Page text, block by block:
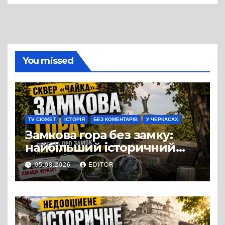
You missed
TV СЮЖЕТ ІСТОРІЯ БЕЗ КОМЕНТАРІВ У ЧЕРКАСАХ
Замкова гора без замку:
найбільший історичний
міф Черкас
05.08.2026 EDITOR